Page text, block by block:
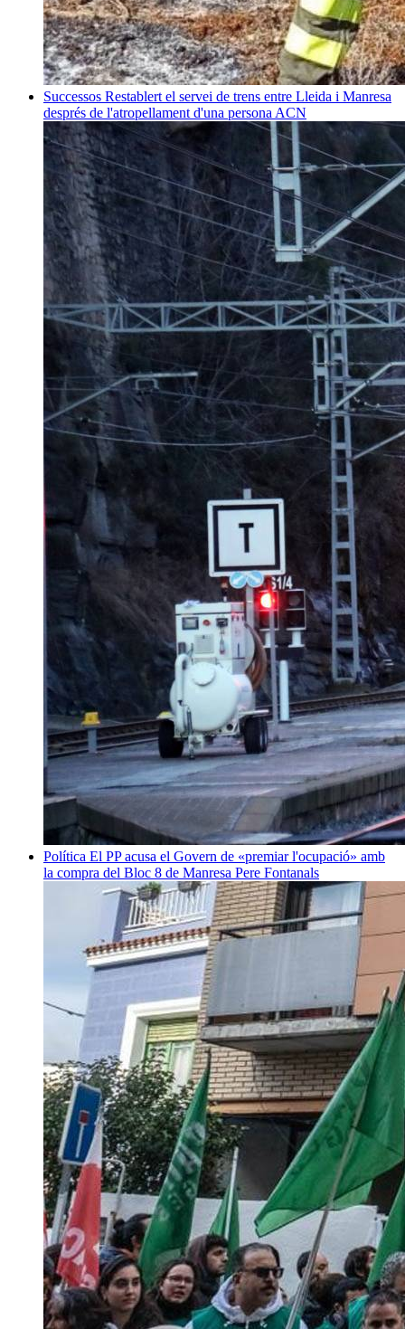
Successos Restablert el servei de trens entre Lleida i Manresa
després de l'atropellament d'una persona ACN
Política El PP acusa el Govern de «premiar l'ocupació» amb
la compra del Bloc 8 de Manresa Pere Fontanals